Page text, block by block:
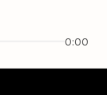
0:00